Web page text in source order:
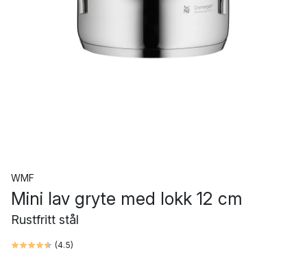
WMF
Mini lav gryte med lokk 12 cm
Rustfritt stål
(4.5)